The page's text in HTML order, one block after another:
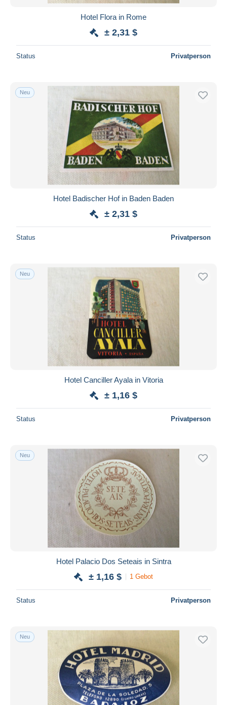
Hotel Flora in Rome
± 2,31 $
Status Privatperson
Neu
Hotel Badischer Hof in Baden Baden
± 2,31 $
Status Privatperson
Neu
Hotel Canciller Ayala in Vitoria
± 1,16 $
Status Privatperson
Neu
Hotel Palacio Dos Seteais in Sintra
± 1,16 $ 1 Gebot
Status Privatperson
Neu